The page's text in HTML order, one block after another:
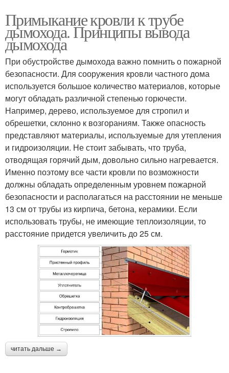
Примыкание кровли к трубе
дымохода. Принципы вывода
дымохода
При обустройстве дымохода важно помнить о пожарной
безопасности. Для сооружения кровли частного дома
используется большое количество материалов, которые
могут обладать различной степенью горючести.
Например, дерево, используемое для стропил и
обрешетки, склонно к возгораниям. Также опасность
представляют материалы, используемые для утепления
и гидроизоляции. Не стоит забывать, что труба,
отводящая горячий дым, довольно сильно нагревается.
Именно поэтому все части кровли по возможности
должны обладать определенным уровнем пожарной
безопасности и располагаться на расстоянии не меньше
13 см от трубы из кирпича, бетона, керамики. Если
использовать трубы, не имеющие теплоизоляции, то
расстояние придется увеличить до 25 см.
читать дальше →